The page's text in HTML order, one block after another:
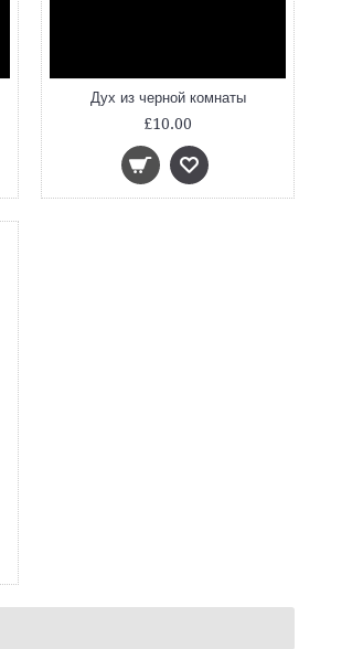
Дух из черной комнаты
£10.00